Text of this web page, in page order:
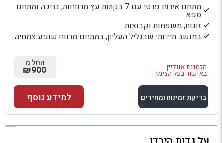
מתחם אירוח פרטי עם 7 בקתות עץ מרווחות, בריכה ומתחם
ספא
זוגות, משפחות וקבוצות
במושב תיירותי שבגליל העליון, במתחם מרווח שופע צמחיה
הזמנות אונליין
באישור בעל הצימר
החל מ
₪900
בדיקת זמינות ומחירים
למתחם זה
למידע נוסף